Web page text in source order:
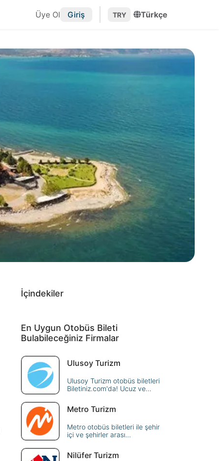
Üye Ol Giriş TRY Türkçe
İçindekiler
En Uygun Otobüs Bileti
Bulabileceğiniz Firmalar
Ulusoy Turizm
Ulusoy Turizm otobüs biletleri
Biletiniz.com'da! Ucuz ve
Hemen rezervasyon yaparak
Metro Turizm
Metro otobüs biletleri ile şehir
içi ve şehirler arası
planlayın. Hızlı ve kolay
rezervasyon seçenekleriyle
Nilüfer Turizm